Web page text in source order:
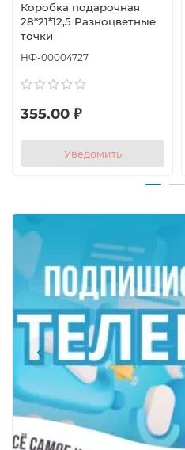
Коробка подарочная
28*21*12,5 Разноцветные
точки
НФ-00004727
355.00 ₽
Уведомить